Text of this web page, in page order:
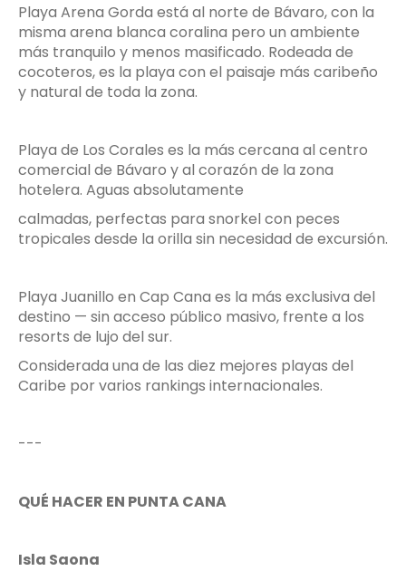
Playa Arena Gorda está al norte de Bávaro, con la
misma arena blanca coralina pero un ambiente
más tranquilo y menos masificado. Rodeada de
cocoteros, es la playa con el paisaje más caribeño
y natural de toda la zona.
Playa de Los Corales es la más cercana al centro
comercial de Bávaro y al corazón de la zona
hotelera. Aguas absolutamente
calmadas, perfectas para snorkel con peces
tropicales desde la orilla sin necesidad de excursión.
Playa Juanillo en Cap Cana es la más exclusiva del
destino — sin acceso público masivo, frente a los
resorts de lujo del sur.
Considerada una de las diez mejores playas del
Caribe por varios rankings internacionales.
---
QUÉ HACER EN PUNTA CANA
Isla Saona